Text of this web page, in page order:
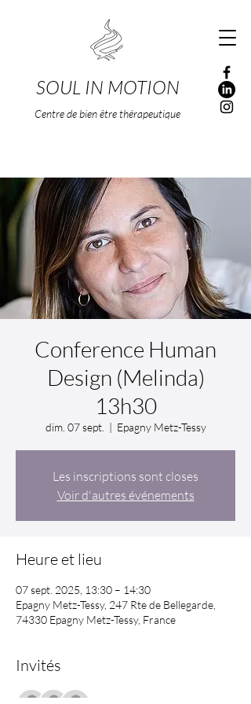
SOUL IN MOTION
Centre de bien être thérapeutique
Conference Human
Design (Melinda)
13h30
dim. 07 sept.
  |
Epagny Metz-Tessy
Les inscriptions sont closes
Voir d'autres événements
Heure et lieu
07 sept. 2025, 13:30 – 14:30
Epagny Metz-Tessy, 247 Rte de Bellegarde,
74330 Epagny Metz-Tessy, France
Invités